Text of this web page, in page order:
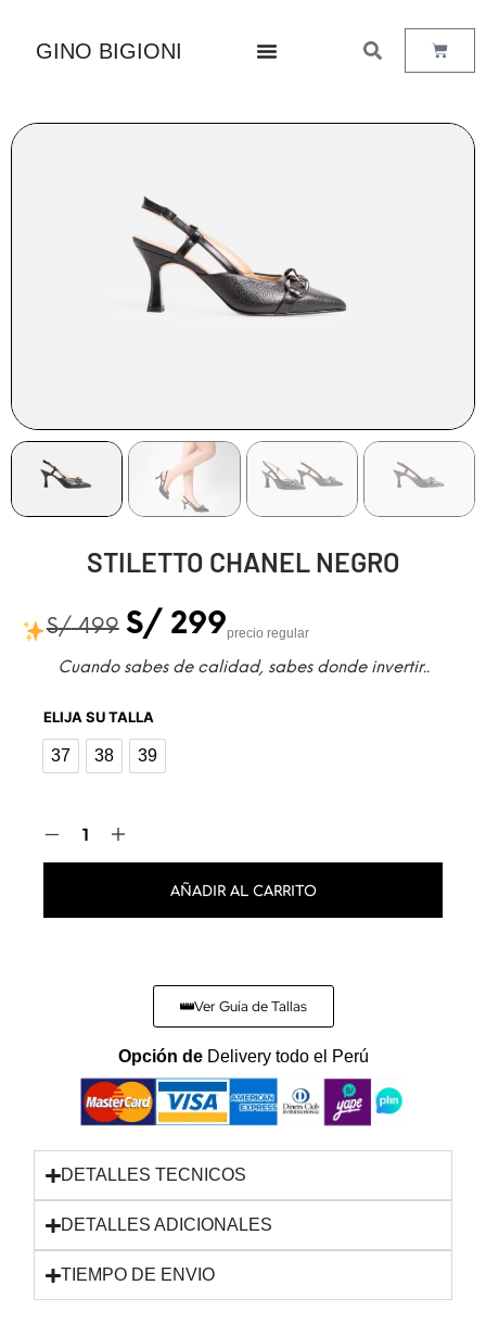
GINO BIGIONI
STILETTO CHANEL NEGRO
S/499 S/ 299precio regular
Cuando sabes de calidad, sabes donde invertir..
ELIJA SU TALLA
37
37
38
38
39
39
AÑADIR AL CARRITO
Ver Guía de Tallas
Opción de Delivery todo el Perú
DETALLES TECNICOS
DETALLES ADICIONALES
TIEMPO DE ENVIO